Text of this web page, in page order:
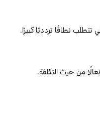
تتطلبنطاقًاتردديًاكبيرًا.
منحيثالتكلفة.